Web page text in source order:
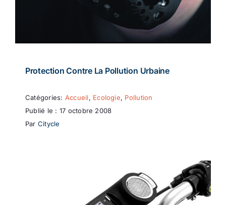
Protection Contre La Pollution Urbaine
Catégories: Accueil, Ecologie, Pollution
Publié le : 17 octobre 2008
Par Citycle